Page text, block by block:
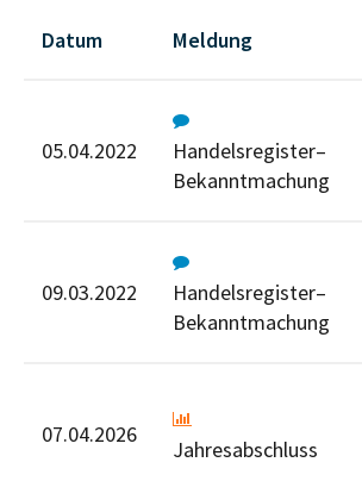
Datum Meldung
05.04.2022
Handelsregister–
Bekanntmachung
09.03.2022
Handelsregister–
Bekanntmachung
07.04.2026
Jahresabschluss